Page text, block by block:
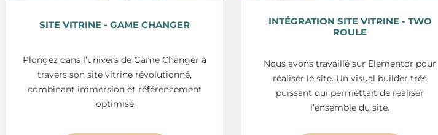
SITE VITRINE - GAME CHANGER
Plongez dans l’univers de Game Changer à
travers son site vitrine révolutionné,
combinant immersion et référencement
optimisé
INTÉGRATION SITE VITRINE - TWO
ROULE
Nous avons travaillé sur Elementor pour
réaliser le site. Un visual builder très
puissant qui permettait de réaliser
l’ensemble du site.